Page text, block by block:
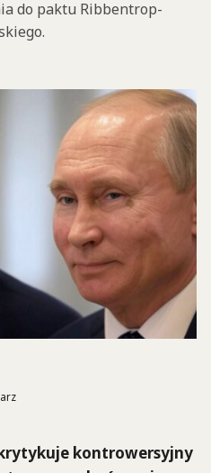
do paktu Ribbentrop-
kontrowersyjny